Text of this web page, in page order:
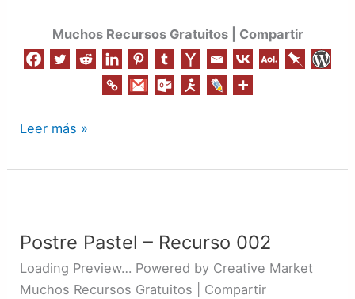
Muchos Recursos Gratuitos | Compartir
Leer más »
Postre Pastel – Recurso 002
Loading Preview… Powered by Creative Market
Muchos Recursos Gratuitos | Compartir
–
Recurso
002